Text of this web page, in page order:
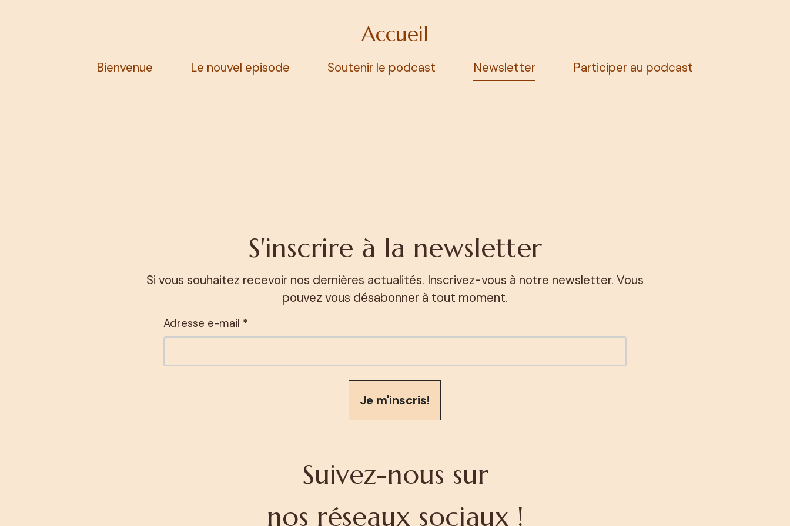
Accueil
Bienvenue Le nouvel episode Soutenir le podcast Newsletter Participer au podcast
S'inscrire à la newsletter
Si vous souhaitez recevoir nos dernières actualités. Inscrivez-vous à notre newsletter. Vous
pouvez vous désabonner à tout moment.
Adresse e-mail *
Je m'inscris!
Suivez-nous sur
nos réseaux sociaux !